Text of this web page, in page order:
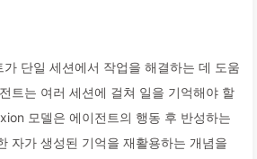
단일 세션에서 작업을 해결하는 데 도움
트는 여러 세션에 걸쳐 일을 기억해야 할
모델은 에이전트의 행동 후 반성하는
자가 생성된 기억을 재활용하는 개념을